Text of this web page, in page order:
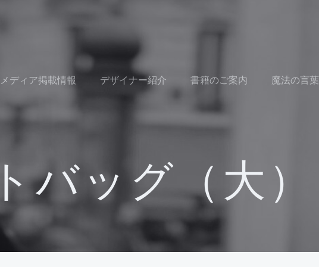
メディア掲載情報 デザイナー紹介 書籍のご案内 魔法の言葉
バッグ（大）